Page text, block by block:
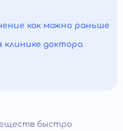
как можно раньше
клинике доктора
быстро